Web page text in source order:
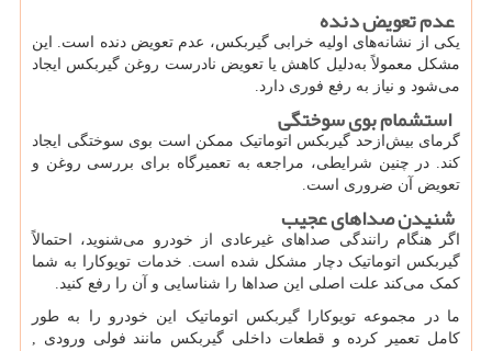
عدم تعویض دنده
یکی از نشانه‌های اولیه خرابی گیربکس، عدم تعویض دنده است. این
مشکل معمولاً به‌دلیل کاهش یا تعویض نادرست روغن گیربکس ایجاد
می‌شود و نیاز به رفع فوری دارد.
استشمام بوی سوختگی
گرمای بیش‌ازحد گیربکس اتوماتیک ممکن است بوی سوختگی ایجاد
کند. در چنین شرایطی، مراجعه به تعمیرگاه برای بررسی روغن و
تعویض آن ضروری است.
شنیدن صداهای عجیب
اگر هنگام رانندگی صداهای غیرعادی از خودرو می‌شنوید، احتمالاً
گیربکس اتوماتیک دچار مشکل شده است. خدمات تویوکارا به شما
کمک می‌کند علت اصلی این صداها را شناسایی و آن را رفع کنید.
ما در مجموعه تویوکارا گیربکس اتوماتیک این خودرو را به طور
کامل تعمیر کرده و قطعات داخلی گیربکس مانند فولی ورودی ,